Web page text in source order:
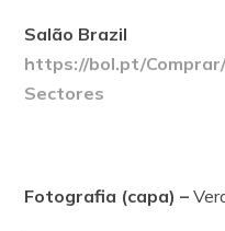
Salão Brazil
https://bol.pt/
Sectores
Fotografia (capa) –